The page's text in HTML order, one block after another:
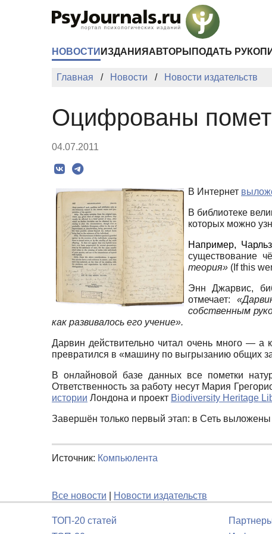
НОВОСТИ ИЗДАНИЯ АВТОРЫ ПОДАТЬ
Главная Новости Новости издательств
Оцифрованы
04.07.2011
В Интернет
В библиотеке
которых можно
Например,
существование
теория» (If this
Энн Джарвис,
отмечает:
собственным
как развивалось его учение».
Дарвин действительно читал очень много —
превратился в «машину по выгрызанию общих
В онлайновой базе данных все пометки
Ответственность за работу несут Мария
истории Лондона и проект Biodiversity Heritage
Завершён только первый этап: в Сеть выложены
Источник: Компьюлента
Все новости Новости издательств
ТОП-20 статей